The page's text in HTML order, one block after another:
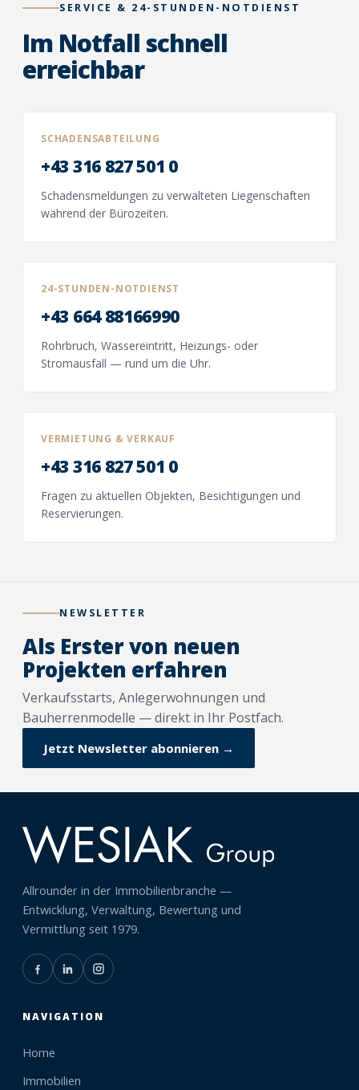
SERVICE & 24-STUNDEN-NOTDIENST
Im Notfall schnell
erreichbar
SCHADENSABTEILUNG
+43 316 827 501 0
Schadensmeldungen zu verwalteten Liegenschaften
während der Bürozeiten.
24-STUNDEN-NOTDIENST
+43 664 88166990
Rohrbruch, Wassereintritt, Heizungs- oder
Stromausfall — rund um die Uhr.
VERMIETUNG & VERKAUF
+43 316 827 501 0
Fragen zu aktuellen Objekten, Besichtigungen und
Reservierungen.
NEWSLETTER
Als Erster von neuen
Projekten erfahren
Verkaufsstarts, Anlegerwohnungen und
Bauherrenmodelle — direkt in Ihr Postfach.
Jetzt Newsletter abonnieren →
Allrounder in der Immobilienbranche —
Entwicklung, Verwaltung, Bewertung und
Vermittlung seit 1979.
NAVIGATION
Home
Immobilien